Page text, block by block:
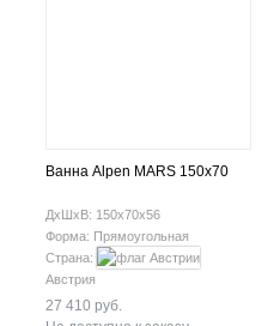
Ванна Alpen MARS 150x70
ДхШхВ: 150х70х56
Форма: Прямоугольная
Страна:
Австрия
27 410 руб.